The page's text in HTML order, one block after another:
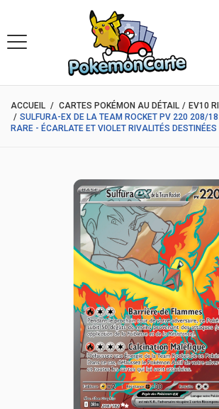
ACCUEIL / CARTES POKÉMON AU DÉTAIL / EV10
/ SULFURA-EX DE LA TEAM ROCKET PV 220 208/
RARE - ÉCARLATE ET VIOLET RIVALITÉS DESTINÉES